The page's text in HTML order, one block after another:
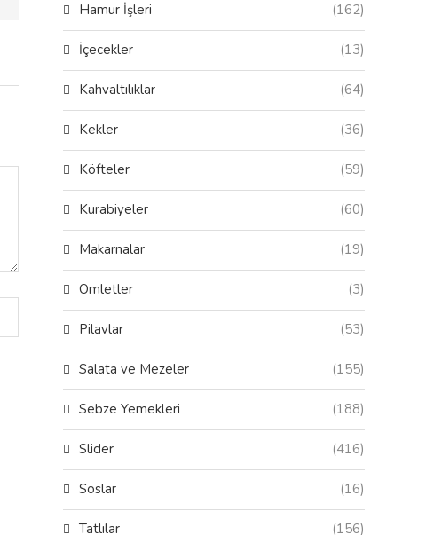
Hamur İşleri (162)
İçecekler (13)
Kahvaltılıklar (64)
Kekler (36)
Köfteler (59)
Kurabiyeler (60)
Makarnalar (19)
Omletler (3)
Pilavlar (53)
Salata ve Mezeler (155)
Sebze Yemekleri (188)
Slider (416)
Soslar (16)
Tatlılar (156)